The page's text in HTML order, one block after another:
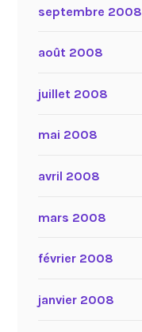
septembre 2008
août 2008
juillet 2008
mai 2008
avril 2008
mars 2008
février 2008
janvier 2008